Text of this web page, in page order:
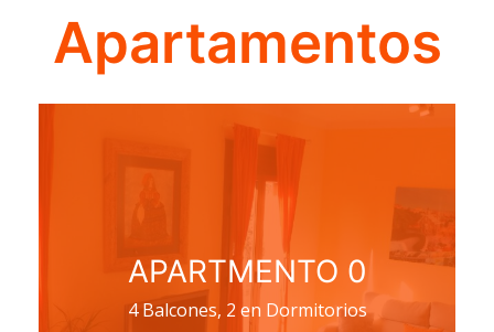
Apartamentos
APARTMENTO 0
4 Balcones, 2 en Dormitorios